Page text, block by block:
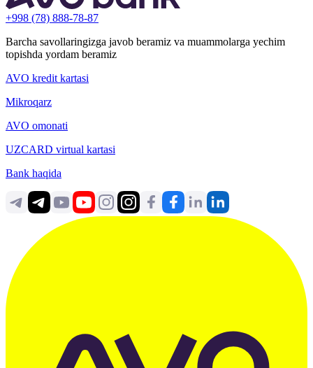
+998 (78) 888-78-87
Barcha savollaringizga javob beramiz va muammolarga yechim
topishda yordam beramiz
AVO kredit kartasi
Mikroqarz
AVO omonati
UZCARD virtual kartasi
Bank haqida